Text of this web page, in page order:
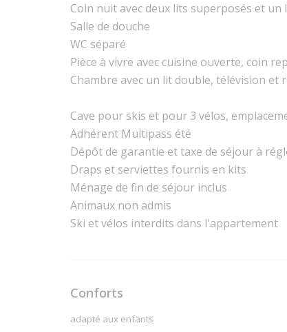
Coin nuit avec deux lits superposés et un
Salle de douche
WC séparé
Pièce à vivre avec cuisine ouverte, coin
Chambre avec un lit double, télévision et
Cave pour skis et pour 3 vélos,
Adhérent Multipass été
Dépôt de garantie et taxe de séjour à
Draps et serviettes fournis en kits
Ménage de fin de séjour inclus
Animaux non admis
Ski et vélos interdits dans l'appartement
Conforts
adapté aux enfants